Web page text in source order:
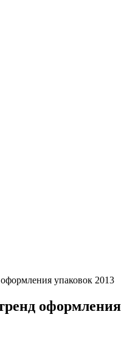
упаковок 2013
оформления